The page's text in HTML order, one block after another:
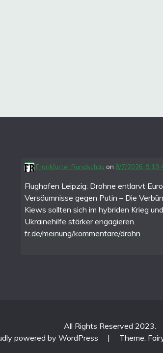
Frankfurter Rundschau on 8/7/2026,
Flughafen Leipzig: Drohne entlarvt
Versäumnisse gegen Putin – Die
Kiews sollten sich im hybriden Krieg
Ukrainehilfe stärker engagieren.
fr.de/meinung/kommentare/drohn
All Rights Reserved 2023.
powered by WordPress
| Theme: